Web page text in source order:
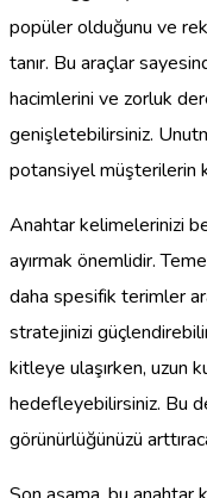
popüler olduğunu ve
tanır. Bu araçlar
hacimlerini ve zorluk
genişletebilirsiniz.
potansiyel müşterilerin
Anahtar kelimelerinizi
ayırmak önemlidir.
daha spesifik terimler
stratejinizi
kitleye ulaşırken, uzun
hedefleyebilirsiniz. Bu
görünürlüğünüzü